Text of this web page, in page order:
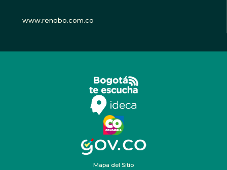
www.renobo.com.co
Mapa del Sitio